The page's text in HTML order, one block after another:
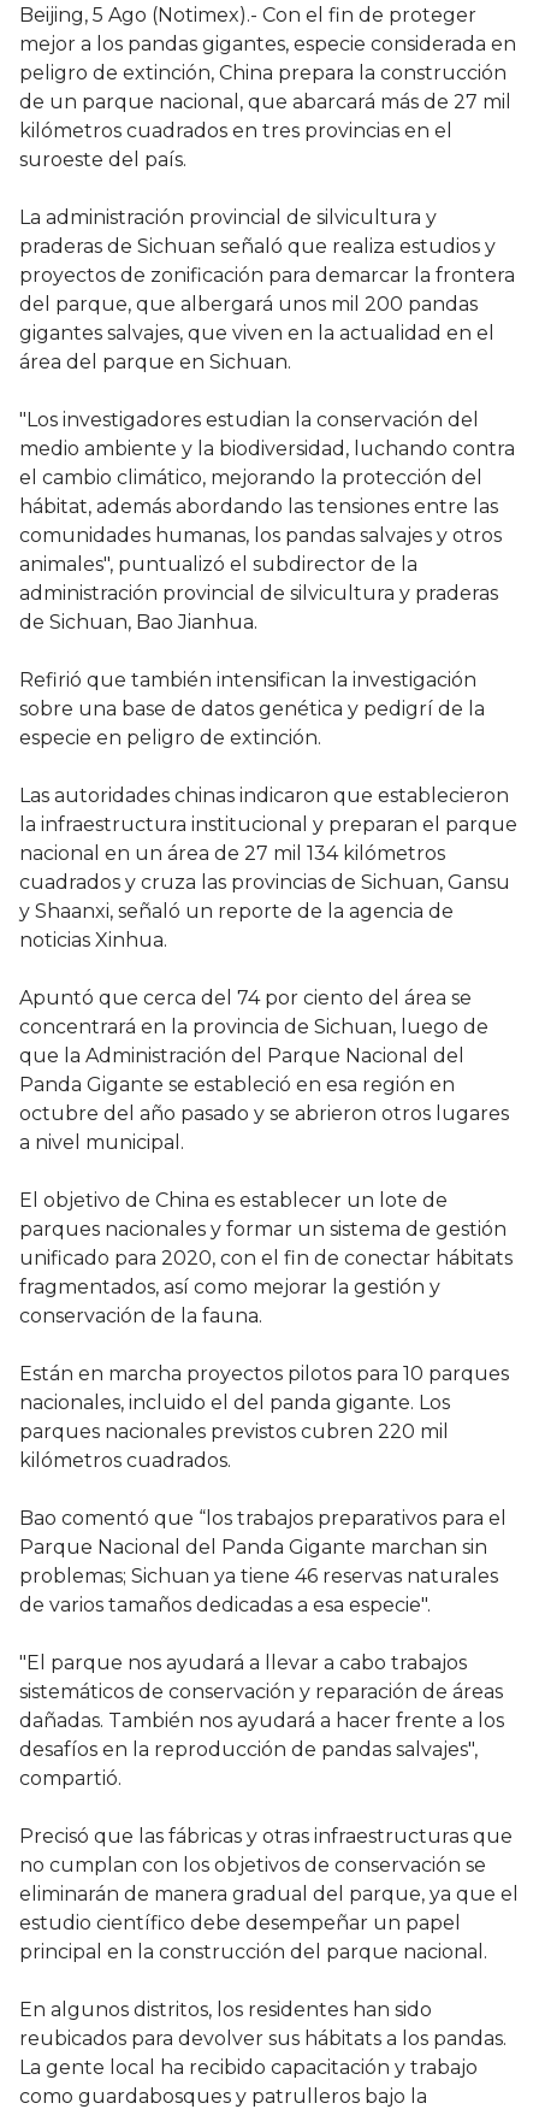
Beijing, 5 Ago (Notimex).- Con el fin de proteger
mejor a los pandas gigantes, especie considerada en
peligro de extinción, China prepara la construcción
de un parque nacional, que abarcará más de 27 mil
kilómetros cuadrados en tres provincias en el
suroeste del país.
La administración provincial de silvicultura y
praderas de Sichuan señaló que realiza estudios y
proyectos de zonificación para demarcar la frontera
del parque, que albergará unos mil 200 pandas
gigantes salvajes, que viven en la actualidad en el
área del parque en Sichuan.
"Los investigadores estudian la conservación del
medio ambiente y la biodiversidad, luchando contra
el cambio climático, mejorando la protección del
hábitat, además abordando las tensiones entre las
comunidades humanas, los pandas salvajes y otros
animales", puntualizó el subdirector de la
administración provincial de silvicultura y praderas
de Sichuan, Bao Jianhua.
Refirió que también intensifican la investigación
sobre una base de datos genética y pedigrí de la
especie en peligro de extinción.
Las autoridades chinas indicaron que establecieron
la infraestructura institucional y preparan el parque
nacional en un área de 27 mil 134 kilómetros
cuadrados y cruza las provincias de Sichuan, Gansu
y Shaanxi, señaló un reporte de la agencia de
noticias Xinhua.
Apuntó que cerca del 74 por ciento del área se
concentrará en la provincia de Sichuan, luego de
que la Administración del Parque Nacional del
Panda Gigante se estableció en esa región en
octubre del año pasado y se abrieron otros lugares
a nivel municipal.
El objetivo de China es establecer un lote de
parques nacionales y formar un sistema de gestión
unificado para 2020, con el fin de conectar hábitats
fragmentados, así como mejorar la gestión y
conservación de la fauna.
Están en marcha proyectos pilotos para 10 parques
nacionales, incluido el del panda gigante. Los
parques nacionales previstos cubren 220 mil
kilómetros cuadrados.
Bao comentó que “los trabajos preparativos para el
Parque Nacional del Panda Gigante marchan sin
problemas; Sichuan ya tiene 46 reservas naturales
de varios tamaños dedicadas a esa especie".
"El parque nos ayudará a llevar a cabo trabajos
sistemáticos de conservación y reparación de áreas
dañadas. También nos ayudará a hacer frente a los
desafíos en la reproducción de pandas salvajes",
compartió.
Precisó que las fábricas y otras infraestructuras que
no cumplan con los objetivos de conservación se
eliminarán de manera gradual del parque, ya que el
estudio científico debe desempeñar un papel
principal en la construcción del parque nacional.
En algunos distritos, los residentes han sido
reubicados para devolver sus hábitats a los pandas.
La gente local ha recibido capacitación y trabajo
como guardabosques y patrulleros bajo la